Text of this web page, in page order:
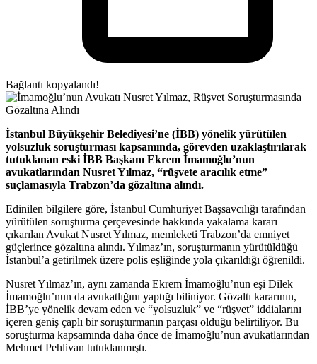
Bağlantı kopyalandı!
İstanbul Büyükşehir Belediyesi’ne (İBB) yönelik yürütülen
yolsuzluk soruşturması kapsamında, görevden uzaklaştırılarak
tutuklanan eski İBB Başkanı Ekrem İmamoğlu’nun
avukatlarından Nusret Yılmaz, “rüşvete aracılık etme”
suçlamasıyla Trabzon’da gözaltına alındı.
Edinilen bilgilere göre, İstanbul Cumhuriyet Başsavcılığı tarafından
yürütülen soruşturma çerçevesinde hakkında yakalama kararı
çıkarılan Avukat Nusret Yılmaz, memleketi Trabzon’da emniyet
güçlerince gözaltına alındı. Yılmaz’ın, soruşturmanın yürütüldüğü
İstanbul’a getirilmek üzere polis eşliğinde yola çıkarıldığı öğrenildi.
Nusret Yılmaz’ın, aynı zamanda Ekrem İmamoğlu’nun eşi Dilek
İmamoğlu’nun da avukatlığını yaptığı biliniyor. Gözaltı kararının,
İBB’ye yönelik devam eden ve “yolsuzluk” ve “rüşvet” iddialarını
içeren geniş çaplı bir soruşturmanın parçası olduğu belirtiliyor. Bu
soruşturma kapsamında daha önce de İmamoğlu’nun avukatlarından
Mehmet Pehlivan tutuklanmıştı.